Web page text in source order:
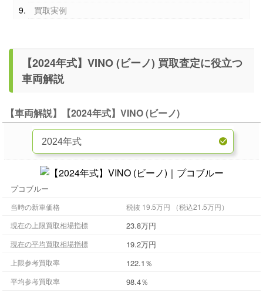
買取実例
【2024年式】VINO (ビーノ) 買取査定に役立つ
車両解説
【車両解説】【2024年式】VINO (ビーノ)
プコブルー
当時の新車価格
税抜 19.5万円 （税込21.5万円）
現在の上限買取相場指標
23.8万円
現在の平均買取相場指標 19.2万円
上限参考買取率 122.1％
平均参考買取率 98.4％